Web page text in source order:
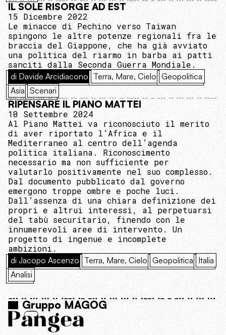
IL SOLE RISORGE AD EST
15 Dicembre 2022
Le minacce di Pechino verso Taiwan
spingono le altre potenze regionali fra le
braccia del Giappone, che ha già avviato
una politica del riarmo in barba ai patti
sanciti dalla Seconda Guerra Mondiale.
di Davide Arcidiacono Terra, Mare, Cielo Geopolitica
Asia Scenari
RIPENSARE IL PIANO MATTEI
10 Settembre 2024
Al Piano Mattei va riconosciuto il merito
di aver riportato l’Africa e il
Mediterraneo al centro dell’agenda
politica italiana. Riconoscimento
necessario ma non sufficiente per
valutarlo positivamente nel suo complesso.
Dal documento pubblicato dal governo
emergono troppe ombre e poche luci.
Dall’assenza di una chiara definizione dei
propri e altrui interessi, al perpetuarsi
del tabù securitario, finendo con le
innumerevoli aree di intervento. Un
progetto di ingenue e incomplete
ambizioni.
di Jacopo Ascenzo Terra, Mare, Cielo Geopolitica Italia
Analisi
Gruppo MAGOG